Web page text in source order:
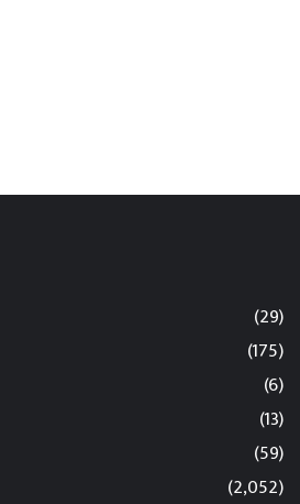
(29)
(175)
(6)
(13)
(59)
(2,052)